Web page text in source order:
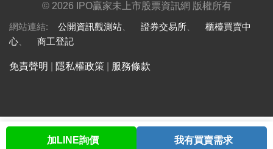
股票查詢 與我聯繫 會員中心
© 2026 IPO贏家未上市股票資訊網 版權所有
網站連結: 公開資訊觀測站 證券交易所
櫃檯買賣中
心
商工登記
免責聲明 隱私權政策 服務條款
加LINE詢價 我有買賣需求